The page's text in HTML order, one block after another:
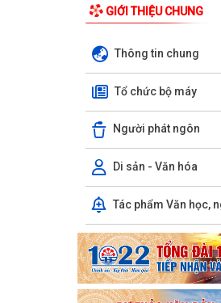
GIỚI THIỆU CHUNG
Thông tin chung
Tổ chức bộ máy
Người phát ngôn
Di sản - Văn hóa
Tác phẩm Văn học,
hiện Dự án: Mở rộng đường
(đoạn...
Quyết định Về việc thu
(đoạn...
Quyết định Về việc thu
hiện Dự án: Mở rộng
(đoạn...
Quyết định Về việc thu
hiện Dự án: Mở rộng đường
(đoạn...
Quyết định Về việc thu
hiện Dự án: Mở rộng đường
(đoạn...